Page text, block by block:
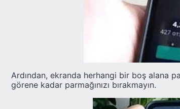
Ardından, ekranda herhangi bir boş alana
görene kadar parmağınızı bırakmayın.